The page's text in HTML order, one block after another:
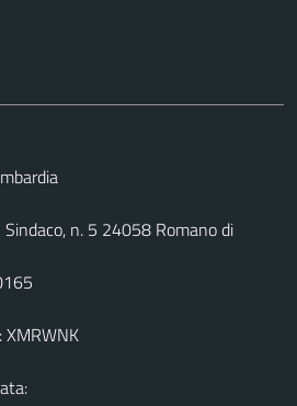
n. 5 24058 Romano di
XMRWNK